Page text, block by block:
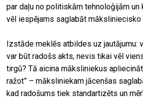
par daļu no politiskām tehnoloģijām
vēl iespējams saglabāt māksliniecisko
Izstāde meklēs atbildes uz jautājumu:
var būt radošs akts, nevis tikai vēl
tirgū? Tā aicina māksliniekus
ražot” – māksliniekam jācenšas
kad radošums tiek standartizēts un